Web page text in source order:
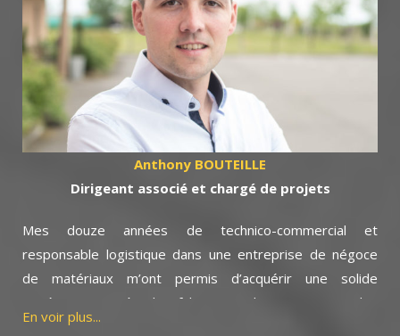
De même, mes connaissances de la grande diversité de
matériaux de construction permettent de proposer des
prestations en adéquation avec vos idées.
La satisfaction de nos clients a toujours été notre
ambition et nous permet de travailler dans un climat de
confiance. Elle résulte d’une exigence permanente, d’un
savoir-faire que nous partageons avec mes collègues.
Anthony BOUTEILLE
Dirigeant associé et chargé de projets
Mes douze années de technico-commercial et
responsable logistique dans une entreprise de négoce
de matériaux m’ont permis d’acquérir une solide
expérience auprès des fabricants, des artisans et des
professionnels du bâtiment.
En voir plus...